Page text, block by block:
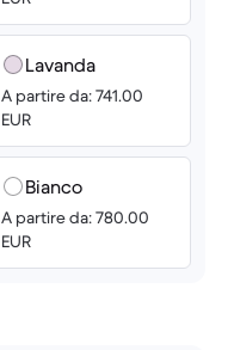
Lavanda
A partire da: 741.00
EUR
Bianco
A partire da: 780.00
EUR